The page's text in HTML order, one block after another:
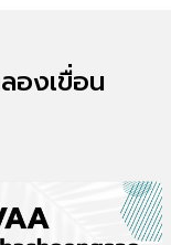
องเขื่อน